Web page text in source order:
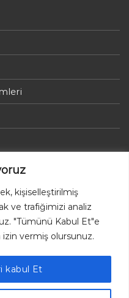
kişiselleştirilmiş
ve trafiğimizi analiz
"Tümünü Kabul Et"e
izin vermiş olursunuz.
kabul Et